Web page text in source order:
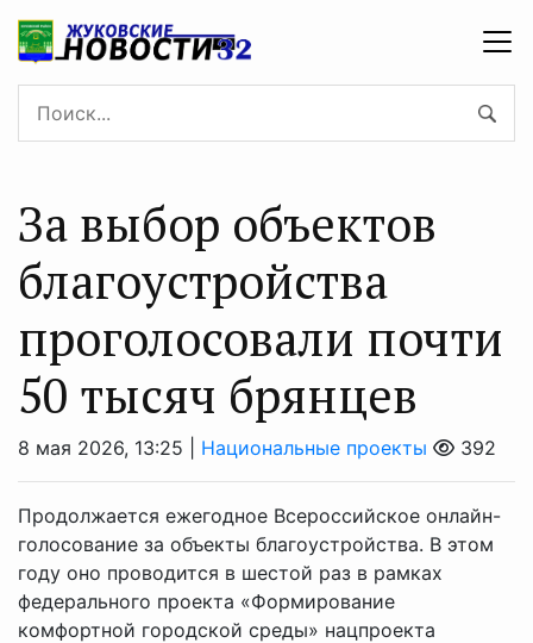
За выбор объектов
благоустройства
проголосовали почти
50 тысяч брянцев
8 мая 2026, 13:25 | Национальные проекты 392
Продолжается ежегодное Всероссийское онлайн-
голосование за объекты благоустройства. В этом
году оно проводится в шестой раз в рамках
федерального проекта «Формирование
комфортной городской среды» нацпроекта